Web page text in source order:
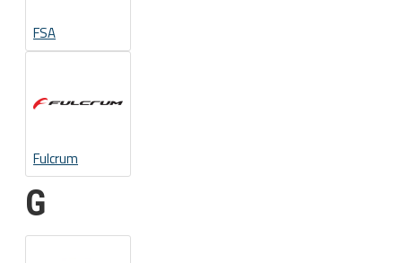
FSA
Fulcrum
G